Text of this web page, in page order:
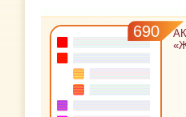
690